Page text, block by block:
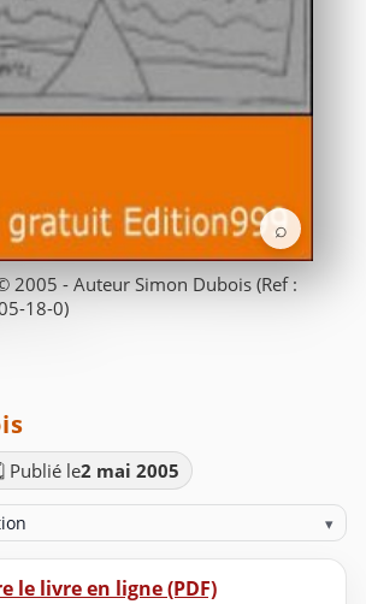
⌕
2005 - Auteur Simon Dubois (Ref :
18-0)
Publié le2 mai 2005
▾
le livre en ligne (PDF)